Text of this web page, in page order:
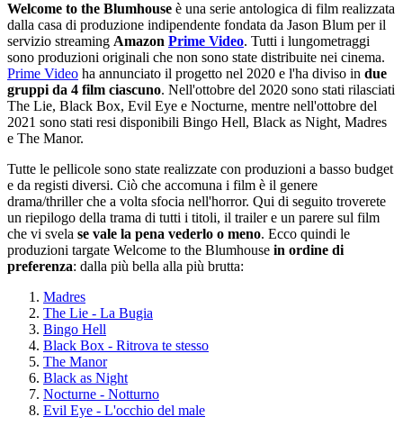
Welcome to the Blumhouse è una serie antologica di film realizzata
dalla casa di produzione indipendente fondata da Jason Blum per il
servizio streaming Amazon Prime Video. Tutti i lungometraggi
sono produzioni originali che non sono state distribuite nei cinema.
Prime Video ha annunciato il progetto nel 2020 e l'ha diviso in due
gruppi da 4 film ciascuno. Nell'ottobre del 2020 sono stati rilasciati
The Lie, Black Box, Evil Eye e Nocturne, mentre nell'ottobre del
2021 sono stati resi disponibili Bingo Hell, Black as Night, Madres
e The Manor.
Tutte le pellicole sono state realizzate con produzioni a basso budget
e da registi diversi. Ciò che accomuna i film è il genere
drama/thriller che a volta sfocia nell'horror. Qui di seguito troverete
un riepilogo della trama di tutti i titoli, il trailer e un parere sul film
che vi svela se vale la pena vederlo o meno. Ecco quindi le
produzioni targate Welcome to the Blumhouse in ordine di
preferenza: dalla più bella alla più brutta:
Madres
The Lie - La Bugia
Bingo Hell
Black Box - Ritrova te stesso
The Manor
Black as Night
Nocturne - Notturno
Evil Eye - L'occhio del male